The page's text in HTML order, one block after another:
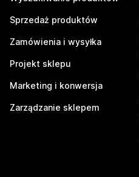
Sprzedaż produktów
Zamówienia i wysyłka
Projekt sklepu
Marketing i konwersja
Zarządzanie sklepem